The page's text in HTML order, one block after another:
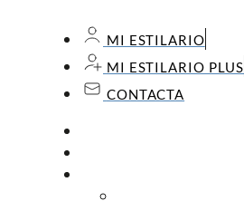
MI ESTILARIO
MI ESTILARIO PLUS
CONTACTA